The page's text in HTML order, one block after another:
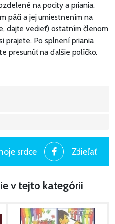
na pocity a priania.
páči a jej umiestnením na
dajte vedieť) ostatním členom
prajete. Po splnení priania
presunúť na ďalšie políčko.
Je to priestor pre vašu
pole.
srdce Zdieľať
v tejto kategórii